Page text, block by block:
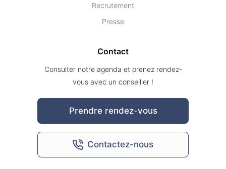
Recrutement
Presse
Contact
Consulter notre agenda et prenez rendez-
vous avec un conseiller !
Prendre rendez-vous
Contactez-nous